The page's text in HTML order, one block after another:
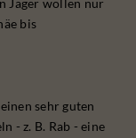
Jäger wollen nur
bis
sehr guten
- z. B. Rab - eine